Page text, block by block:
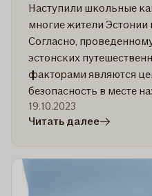
Наступили школьные
многие жители Эстонии
Согласно,
эстонских
факторами являются
безопасность в месте
19.10.2023
Читать далеев